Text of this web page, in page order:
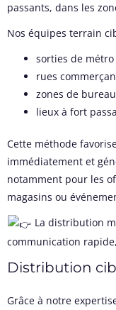
passants, dans les
Nos équipes terrain
sorties de métro
rues
zones de
lieux à fort
Cette méthode
immédiatement et
notamment pour les
magasins ou
La distribution
communication
Distribution
Grâce à notre